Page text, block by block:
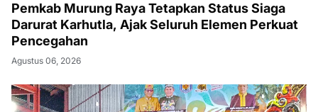
Pemkab Murung Raya Tetapkan Status Siaga
Darurat Karhutla, Ajak Seluruh Elemen Perkuat
Pencegahan
Agustus 06, 2026